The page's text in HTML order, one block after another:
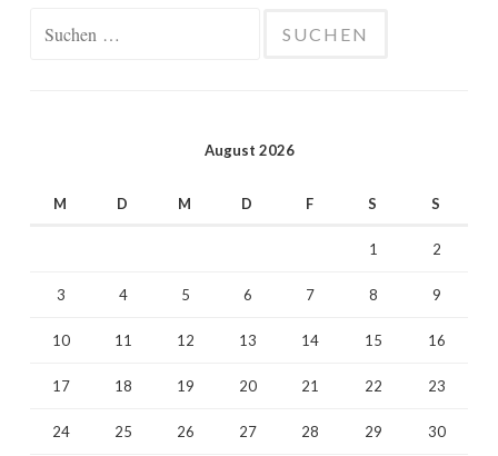
August 2026
M D M D F S S
1 2
3 4 5 6 7 8 9
10 11 12 13 14 15 16
17 18 19 20 21 22 23
24 25 26 27 28 29 30